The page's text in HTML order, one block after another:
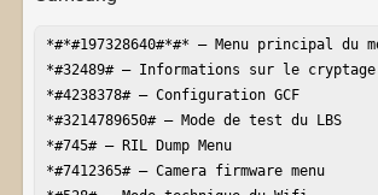
*#*#197328640#*#* – Menu principal du
*#32489# – Informations sur le cryptage
*#4238378# – Configuration GCF
*#3214789650# – Mode de test du LBS
*#745# – RIL Dump Menu
*#7412365# – Camera firmware menu